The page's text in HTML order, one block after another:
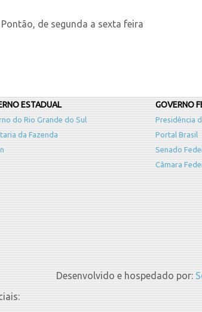
de segunda a sexta feira
ESTADUAL
do Rio Grande do Sul
da Fazenda
GOVERNO
Presidência
Portal Brasil
Senado
Câmara
Desenvolvido e hospedado por: